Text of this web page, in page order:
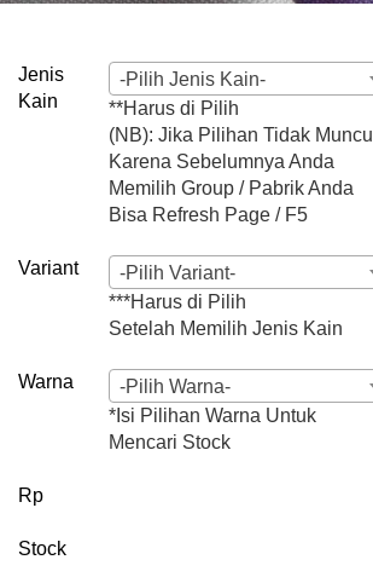
Jenis
Kain
-Pilih Jenis Kain-
**Harus di Pilih
(NB): Jika Pilihan Tidak Muncul
Karena Sebelumnya Anda
Memilih Group / Pabrik Anda
Bisa Refresh Page / F5
Variant
-Pilih Variant-
***Harus di Pilih
Setelah Memilih Jenis Kain
Warna
-Pilih Warna-
*Isi Pilihan Warna Untuk
Mencari Stock
Rp
Stock